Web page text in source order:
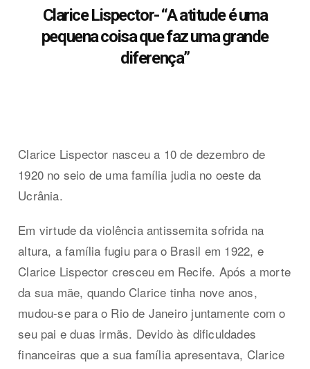
Clarice Lispector- “A atitude é uma
pequena coisa que faz uma grande
diferença”
Clarice Lispector nasceu a 10 de dezembro de
1920 no seio de uma família judia no oeste da
Ucrânia.
Em virtude da violência antissemita sofrida na
altura, a família fugiu para o Brasil em 1922, e
Clarice Lispector cresceu em Recife. Após a morte
da sua mãe, quando Clarice tinha nove anos,
mudou-se para o Rio de Janeiro juntamente com o
seu pai e duas irmãs. Devido às dificuldades
financeiras que a sua família apresentava, Clarice